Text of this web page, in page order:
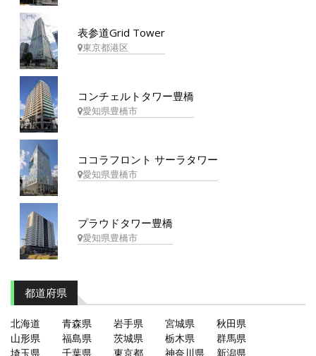
表参道Grid Tower
東京都港区
コンチェルトタワー豊橋
愛知県豊橋市
ココラフロント サーラタワー
愛知県豊橋市
プラウドタワー豊橋
愛知県豊橋市
都道府県
北海道 青森県 岩手県 宮城県
秋田県
山形県
福島県 茨城県 栃木県
群馬県
埼玉県
千葉県 東京都 神奈川県
新潟県